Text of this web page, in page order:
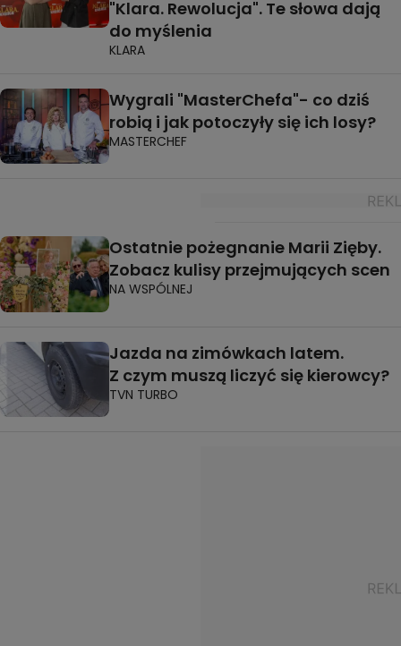
"Klara. Rewolucja". Te słowa dają
do myślenia
KLARA
Wygrali "MasterChefa"- co dziś
robią i jak potoczyły się ich losy?
MASTERCHEF
Ostatnie pożegnanie Marii Zięby.
Zobacz kulisy przejmujących scen
NA WSPÓLNEJ
Jazda na zimówkach latem.
Z czym muszą liczyć się kierowcy?
TVN TURBO